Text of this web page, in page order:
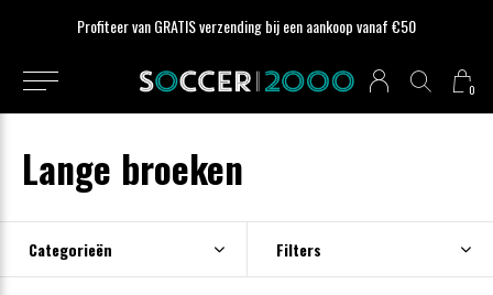
0
Profiteer van GRATIS verzending bij een aankoop vanaf €50
Lange broeken
Categorieën Filters